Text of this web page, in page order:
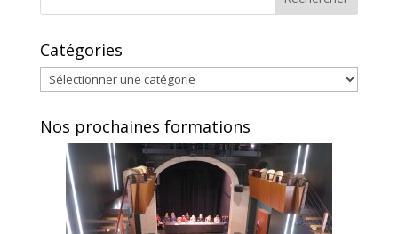
Catégories
Catégories
Nos prochaines formations